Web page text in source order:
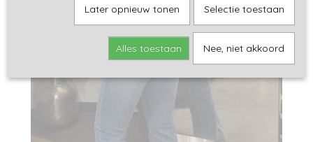
Later opnieuw tonen Selectie toestaan
Alles toestaan Nee, niet akkoord